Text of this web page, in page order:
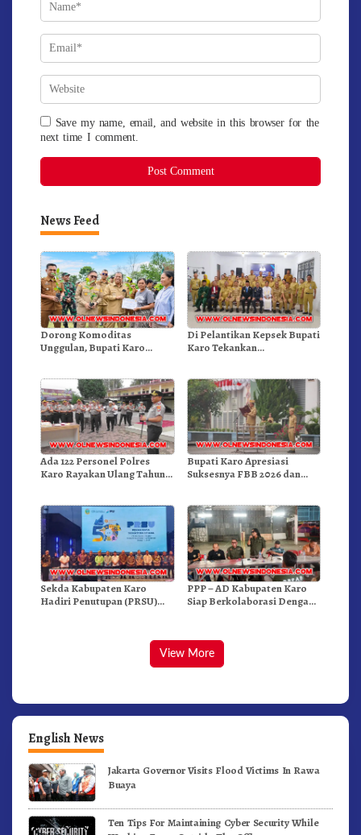
Save my name, email, and website in this browser for the
next time I comment.
News Feed
Dorong Komoditas
Unggulan, Bupati Karo
Di Pelantikan Kepsek Bupati
Karo Tekankan
Ada 122 Personel Polres
Karo Rayakan Ulang Tahun
Bupati Karo Apresiasi
Suksesnya FBB 2026 dan
Sekda Kabupaten Karo
Hadiri Penutupan (PRSU)
PPP – AD Kabupaten Karo
Siap Berkolaborasi Dengan
View More
English News
Jakarta Governor Visits Flood Victims In Rawa
Buaya
Ten Tips For Maintaining Cyber Security While